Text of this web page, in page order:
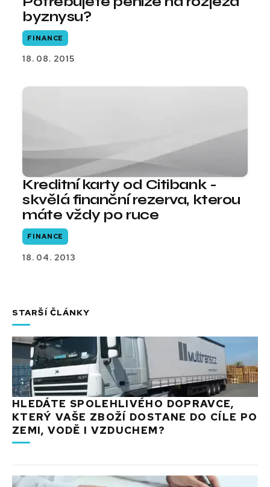
byznysu?
FINANCE
18. 08. 2015
Kreditní karty od Citibank -
skvělá finanční rezerva, kterou
máte vždy po ruce
FINANCE
18. 04. 2013
STARŠÍ ČLÁNKY
HLEDÁTE SPOLEHLIVÉHO DOPRAVCE,
KTERÝ VAŠE ZBOŽÍ DOSTANE DO CÍLE PO
ZEMI, VODĚ I VZDUCHEM?